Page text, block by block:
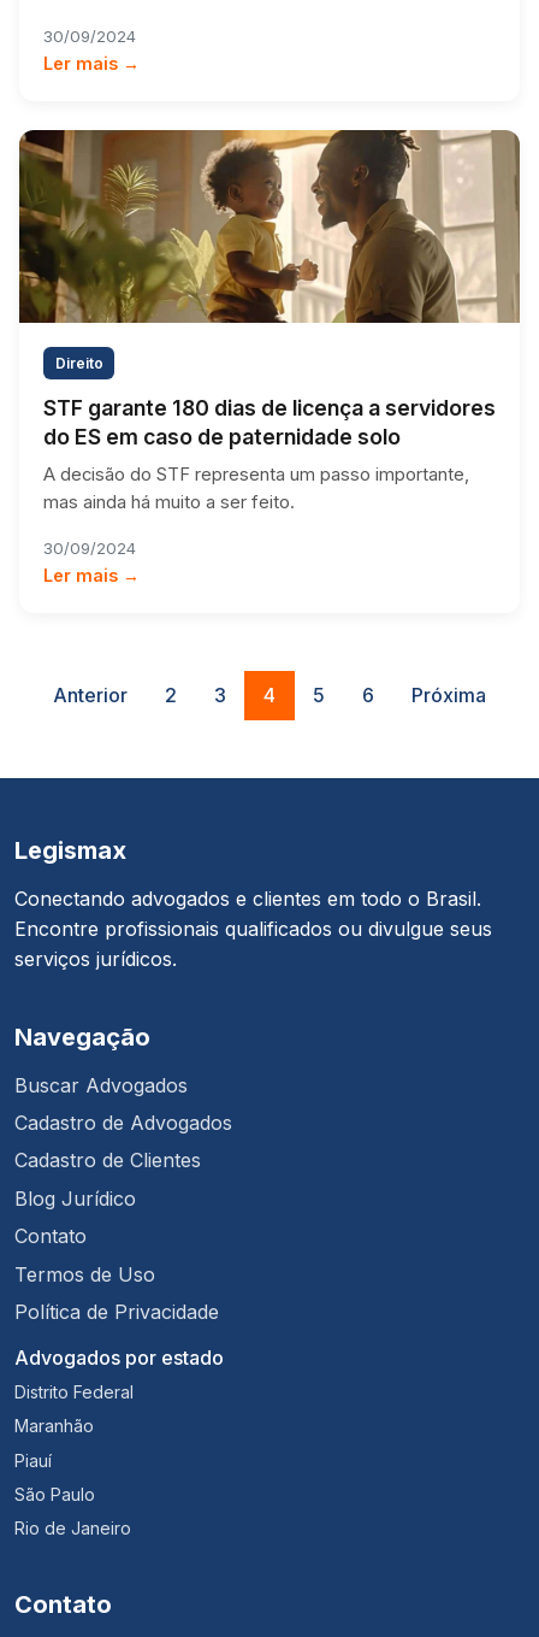
30/09/2024
Ler mais →
Direito
STF garante 180 dias de licença a servidores
do ES em caso de paternidade solo
A decisão do STF representa um passo importante,
mas ainda há muito a ser feito.
30/09/2024
Ler mais →
Anterior 2 3 4 5 6 Próxima
Legismax
Conectando advogados e clientes em todo o Brasil.
Encontre profissionais qualificados ou divulgue seus
serviços jurídicos.
Navegação
Buscar Advogados
Cadastro de Advogados
Cadastro de Clientes
Blog Jurídico
Contato
Termos de Uso
Política de Privacidade
Advogados por estado
Distrito Federal
Maranhão
Piauí
São Paulo
Rio de Janeiro
Contato